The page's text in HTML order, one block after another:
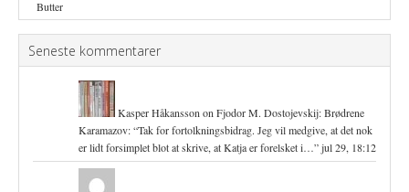
Seneste kommentarer
Kasper Håkansson on Fjodor M. Dostojevskij: Brødrene
Karamazov: “Tak for fortolkningsbidrag. Jeg vil medgive, at det nok
er lidt forsimplet blot at skrive, at Katja er forelsket i…”jul 29, 18:12